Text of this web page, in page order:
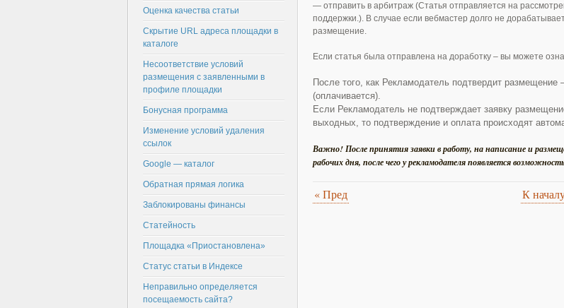
— отправить в арбитраж (Статья отправляется на
поддержки.). В случае если вебмастер долго не
размещение.
Если статья была отправлена на доработку – вы можете
После того, как Рекламодатель подтвердит размещение
(оплачивается).
Если Рекламодатель не подтверждает заявку
выходных, то подтверждение и оплата происходят
Важно! После принятия заявки в работу, на написание и
рабочих дня, после чего у рекламодателя появляется
«Пред К
Оценка качества статьи
Скрытие URL адреса площадки в
каталоге
Несоответствие условий
размещения с заявленными в
профиле площадки
Бонусная программа
Изменение условий удаления
ссылок
Google — каталог
Обратная прямая логика
Заблокированы финансы
Статейность
Площадка «Приостановлена»
Статус статьи в Индексе
Неправильно определяется
посещаемость сайта?